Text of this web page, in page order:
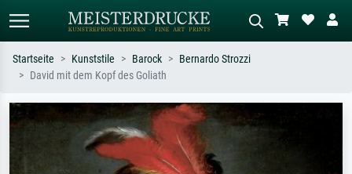
Suchen Sie nach Künstlern, Werktiteln
oder Stilen – z.B. Monet,
Sternennacht, Impressionismus, Welle
Hokusai, Akt.
Beschreiben Sie die Szene – z.B. Grüne
Wiese, Abstrakt mit viel Rot, Dunkles
Ölgemälde, Stehender Akt neben einem
Startseite Kunststile Barock
Bernardo Strozzi
David mit dem Kopf des Goliath